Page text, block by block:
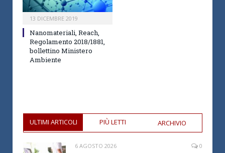
13 DICEMBRE 2019
Nanomateriali, Reach,
Regolamento 2018/1881,
bollettino Ministero
Ambiente
ULTIMI ARTICOLI PIÙ LETTI ARCHIVIO
6 AGOSTO 2026 0